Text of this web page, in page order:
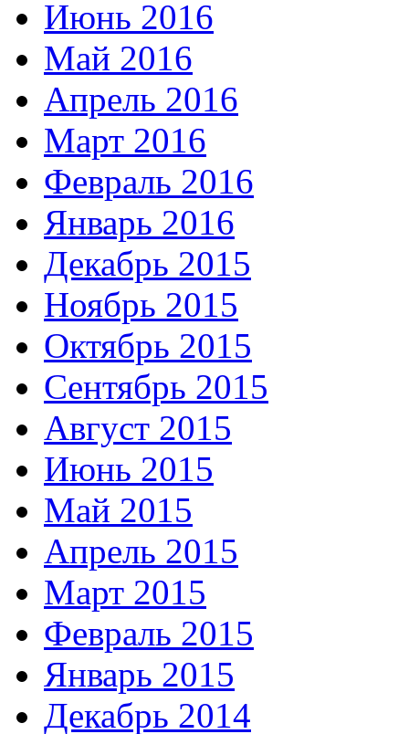
Июнь 2016
Май 2016
Апрель 2016
Март 2016
Февраль 2016
Январь 2016
Декабрь 2015
Ноябрь 2015
Октябрь 2015
Сентябрь 2015
Август 2015
Июнь 2015
Май 2015
Апрель 2015
Март 2015
Февраль 2015
Январь 2015
Декабрь 2014